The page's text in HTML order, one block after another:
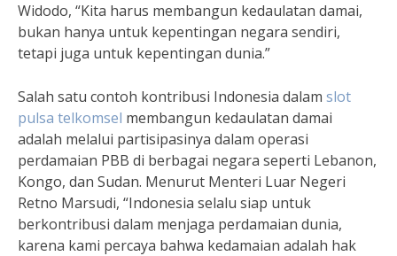
Widodo, “Kita harus membangun kedaulatan damai,
bukan hanya untuk kepentingan negara sendiri,
tetapi juga untuk kepentingan dunia.”
Salah satu contoh kontribusi Indonesia dalam slot
pulsa telkomsel membangun kedaulatan damai
adalah melalui partisipasinya dalam operasi
perdamaian PBB di berbagai negara seperti Lebanon,
Kongo, dan Sudan. Menurut Menteri Luar Negeri
Retno Marsudi, “Indonesia selalu siap untuk
berkontribusi dalam menjaga perdamaian dunia,
karena kami percaya bahwa kedamaian adalah hak